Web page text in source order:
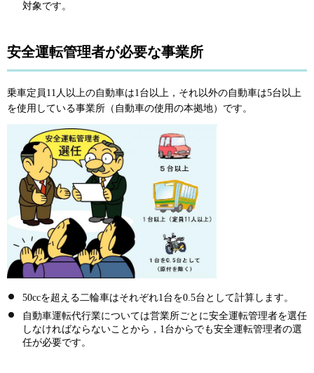
対象です。
安全運転管理者が必要な事業所
乗車定員11人以上の自動車は1台以上，それ以外の自動車は5台以上
を使用している事業所（自動車の使用の本拠地）です。
50ccを超える二輪車はそれぞれ1台を0.5台として計算します。
自動車運転代行業については営業所ごとに安全運転管理者を選任
しなければならないことから，1台からでも安全運転管理者の選
任が必要です。